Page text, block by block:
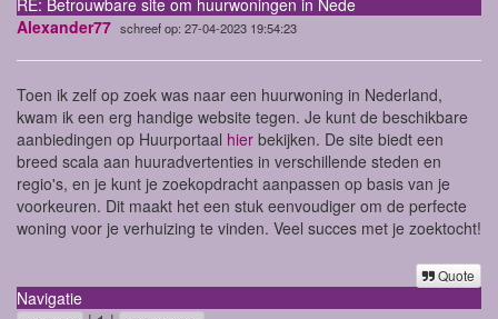
RE: Betrouwbare site om huurwoningen in Nede
Alexander77 schreef op: 27-04-2023 19:54:23
Toen ik zelf op zoek was naar een huurwoning in Nederland,
kwam ik een erg handige website tegen. Je kunt de beschikbare
aanbiedingen op Huurportaal hier bekijken. De site biedt een
breed scala aan huuradvertenties in verschillende steden en
regio's, en je kunt je zoekopdracht aanpassen op basis van je
voorkeuren. Dit maakt het een stuk eenvoudiger om de perfecte
woning voor je verhuizing te vinden. Veel succes met je zoektocht!
Quote
Navigatie